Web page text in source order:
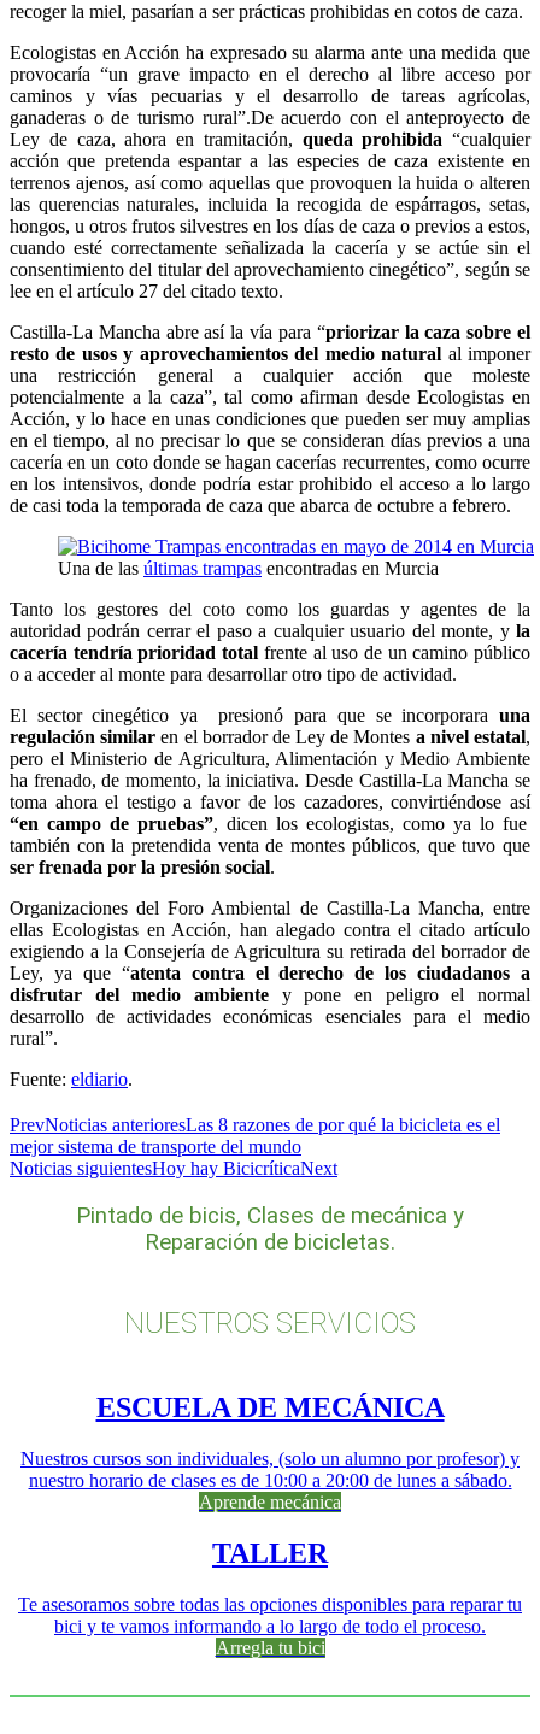
recoger la miel, pasarían a ser prácticas prohibidas en cotos de caza.
Ecologistas en Acción ha expresado su alarma ante una medida que
provocaría “un grave impacto en el derecho al libre acceso por
caminos y vías pecuarias y el desarrollo de tareas agrícolas,
ganaderas o de turismo rural”.De acuerdo con el anteproyecto de
Ley de caza, ahora en tramitación, queda prohibida “cualquier
acción que pretenda espantar a las especies de caza existente en
terrenos ajenos, así como aquellas que provoquen la huida o alteren
las querencias naturales, incluida la recogida de espárragos, setas,
hongos, u otros frutos silvestres en los días de caza o previos a estos,
cuando esté correctamente señalizada la cacería y se actúe sin el
consentimiento del titular del aprovechamiento cinegético”, según se
lee en el artículo 27 del citado texto.
Castilla-La Mancha abre así la vía para “priorizar la caza sobre el
resto de usos y aprovechamientos del medio natural al imponer
una restricción general a cualquier acción que moleste
potencialmente a la caza”, tal como afirman desde Ecologistas en
Acción, y lo hace en unas condiciones que pueden ser muy amplias
en el tiempo, al no precisar lo que se consideran días previos a una
cacería en un coto donde se hagan cacerías recurrentes, como ocurre
en los intensivos, donde podría estar prohibido el acceso a lo largo
de casi toda la temporada de caza que abarca de octubre a febrero.
Una de las últimas trampas encontradas en Murcia
Tanto los gestores del coto como los guardas y agentes de la
autoridad podrán cerrar el paso a cualquier usuario del monte, yla
cacería tendría prioridad total frente al uso de un camino público
o a acceder al monte para desarrollar otro tipo de actividad.
El sector cinegético ya presionó para que se incorporara una
regulación similar en el borrador de Ley de Montes a nivel estatal,
pero el Ministerio de Agricultura, Alimentación y Medio Ambiente
ha frenado, de momento, la iniciativa. Desde Castilla-La Mancha se
toma ahora el testigo a favor de los cazadores, convirtiéndose así
“en campo de pruebas”, dicen los ecologistas, como ya lo fue
también con la pretendida venta de montes públicos, que tuvo que
ser frenada por la presión social.
Organizaciones del Foro Ambiental de Castilla-La Mancha, entre
ellas Ecologistas en Acción, han alegado contra el citado artículo
exigiendo a la Consejería de Agricultura su retirada del borrador de
Ley, ya que “atenta contra el derecho de los ciudadanos a
disfrutar del medio ambiente y pone en peligro el normal
desarrollo de actividades económicas esenciales para el medio
rural”.
Fuente: eldiario.
PrevNoticias anterioresLas 8 razones de por qué la bicicleta es el
mejor sistema de transporte del mundo
Noticias siguientesHoy hay BicicríticaNext
Pintado de bicis, Clases de mecánica y
Reparación de bicicletas.
NUESTROS SERVICIOS
ESCUELA DE MECÁNICA
Nuestros cursos son individuales, (solo un alumno por profesor) y
nuestro horario de clases es de 10:00 a 20:00 de lunes a sábado.
Aprende mecánica
TALLER
Te asesoramos sobre todas las opciones disponibles para reparar tu
bici y te vamos informando a lo largo de todo el proceso.
Arregla tu bici